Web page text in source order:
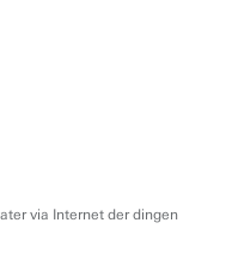
via Internet der dingen